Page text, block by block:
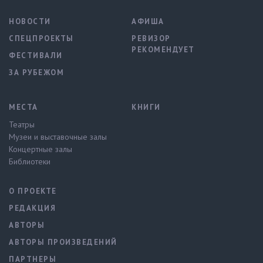
НОВОСТИ
СПЕЦПРОЕКТЫ
ФЕСТИВАЛИ
ЗА РУБЕЖОМ
АФИША
РЕВИЗОР
РЕКОМЕНДУЕТ
МЕСТА
Театры
Музеи и выставочные залы
Концертные залы
Библиотеки
КНИГИ
О ПРОЕКТЕ
РЕДАКЦИЯ
АВТОРЫ
АВТОРЫ ПРОИЗВЕДЕНИЙ
ПАРТНЕРЫ